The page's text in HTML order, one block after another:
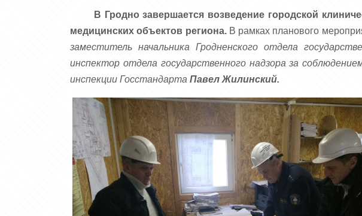
В Гродно завершается возведение городской
медицинских объектов региона.В рамках планового
заместитель начальника Гродненского отдела
инспектор отдела государственного надзора за
инспекции Госстандарта Павел Жилинский.